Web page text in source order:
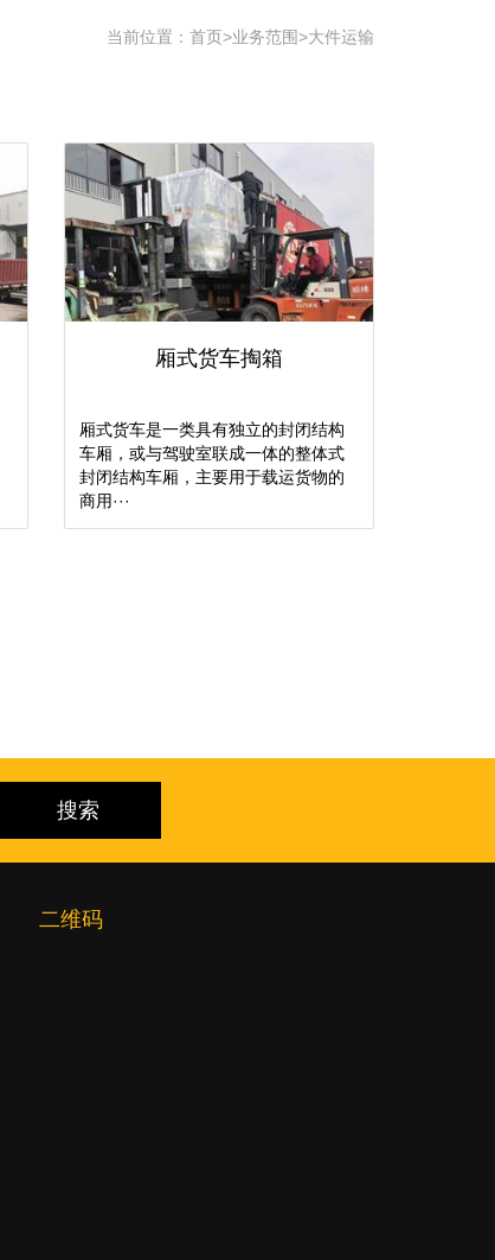
当前位置： 首页>业务范围>大件运输
厢式货车掏箱
厢式货车是一类具有独立的封闭结构
车厢，或与驾驶室联成一体的整体式
封闭结构车厢，主要用于载运货物的
商用···
二维码